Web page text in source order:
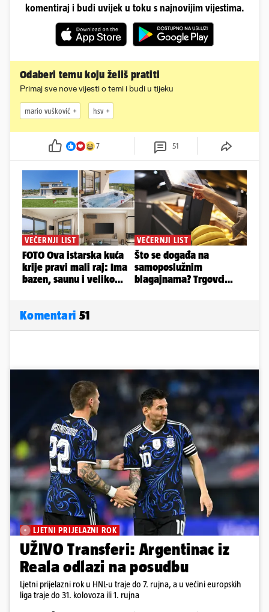
komentiraj i budi uvijek u toku s najnovijim vijestima.
Odaberi temu koju želiš pratiti
Primaj sve nove vijesti o temi i budi u tijeku
mario vušković hsv
7 51
Komentari 51
LJETNI PRIJELAZNI ROK
UŽIVO Transferi: Argentinac iz
Reala odlazi na posudbu
Ljetni prijelazni rok u HNL-u traje do 7. rujna, a u većini europskih
liga traje do 31. kolovoza ili 1. rujna